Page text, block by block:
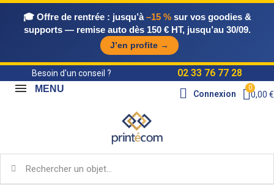
🎓 Offre de rentrée : jusqu’à–15 %sur vos goodies &
supports — remise auto dès 150 € HT, jusqu’au 30/09.
J’en profite →
Besoin d'un conseil ? 02 33 76 77 28
Connexion 0,00 €
MENU